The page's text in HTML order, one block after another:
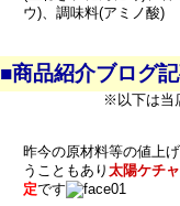
ウ)、調味料(アミノ酸)
■商品紹介ブログ
※以下は当
昨今の原材料等の値上
うこともあり 太陽ケチ
定です